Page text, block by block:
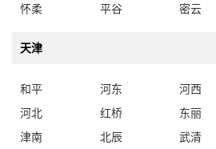
怀柔
平谷 密云
天津
和平 河东 河西
河北
红桥 东丽
津南
北辰 武清